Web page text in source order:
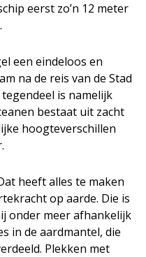
eerst zo’n 12 meter
een eindeloos en
na de reis van de Stad
is namelijk
bestaat uit zacht
hoogteverschillen
heeft alles te maken
op aarde. Die is
onder meer afhankelijk
in de aardmantel, die
Plekken met